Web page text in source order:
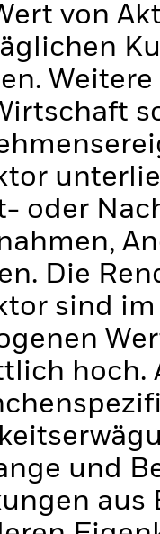
von
oder
Die
sind
hoch.
und